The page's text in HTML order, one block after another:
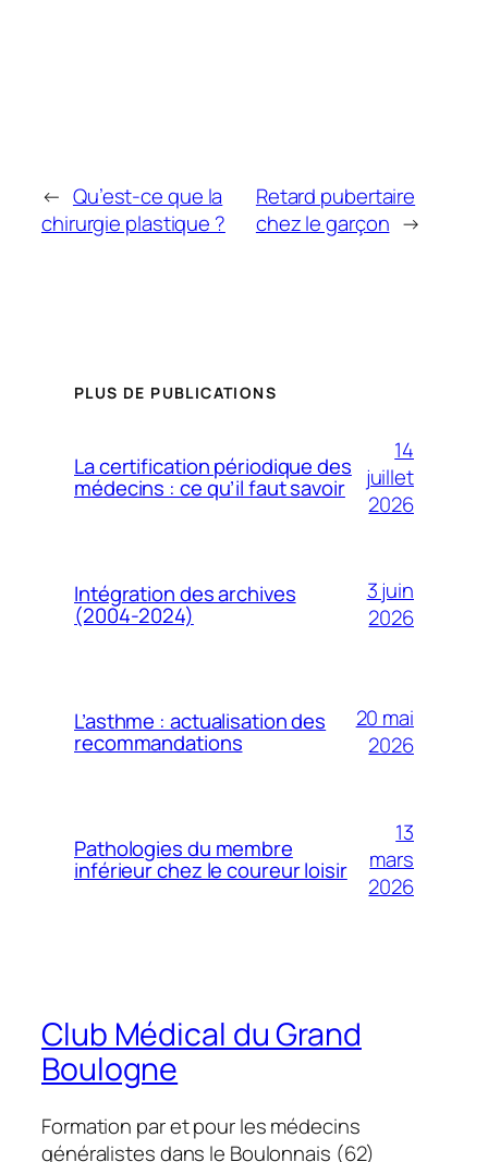
← Qu’est-ce que la
chirurgie plastique ?
Retard pubertaire
chez le garçon →
PLUS DE PUBLICATIONS
La certification périodique des
médecins : ce qu’il faut savoir
14
juillet
2026
Intégration des archives
(2004-2024)
3 juin
2026
L’asthme : actualisation des
recommandations
20 mai
2026
Pathologies du membre
inférieur chez le coureur loisir
13
mars
2026
Club Médical du Grand
Boulogne
Formation par et pour les médecins
généralistes dans le Boulonnais (62)